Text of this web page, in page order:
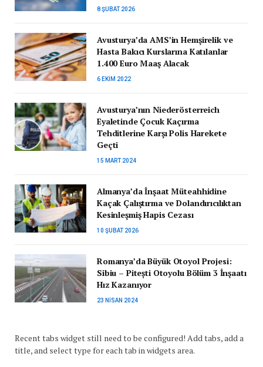
8 ŞUBAT 2026
Avusturya’da AMS’in Hemşirelik ve
Hasta Bakıcı Kurslarına Katılanlar
1.400 Euro Maaş Alacak
6 EKIM 2022
Avusturya’nın Niederösterreich
Eyaletinde Çocuk Kaçırma
Tehditlerine Karşı Polis Harekete
Geçti
15 MART 2024
Almanya’da İnşaat Müteahhidine
Kaçak Çalıştırma ve Dolandırıcılıktan
Kesinleşmiş Hapis Cezası
10 ŞUBAT 2026
Romanya’da Büyük Otoyol Projesi:
Sibiu – Pitești Otoyolu Bölüm 3 İnşaatı
Hız Kazanıyor
23 NISAN 2024
Recent tabs widget still need to be configured! Add tabs, add a
title, and select type for each tab in widgets area.